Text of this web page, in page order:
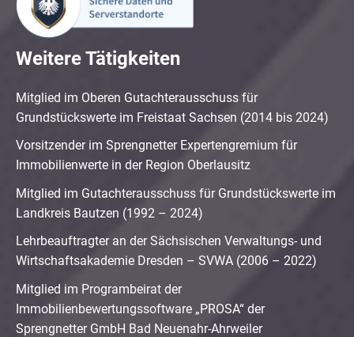
Weitere Tätigkeiten
Mitglied im Oberen Gutachterausschuss für
Grundstückswerte im Freistaat Sachsen (2014 bis 2024)
Vorsitzender im Sprengnetter Expertengremium für
Immobilienwerte in der Region Oberlausitz
Mitglied im Gutachterausschuss für Grundstückswerte im
Landkreis Bautzen (1992 – 2024)
Lehrbeauftragter an der Sächsischen Verwaltungs- und
Wirtschaftsakademie Dresden – SVWA (2006 – 2022)
Mitglied im Programbeirat der
Immobilienbewertungssoftware „PROSA“ der
Sprengnetter GmbH Bad Neuenahr-Ahrweiler